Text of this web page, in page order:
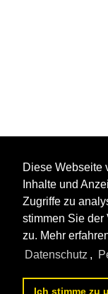
Diese Webseite
Inhalte und
Zugriffe zu
stimmen Sie der
zu. Mehr
Datenschutz ,
Ich stimme zu